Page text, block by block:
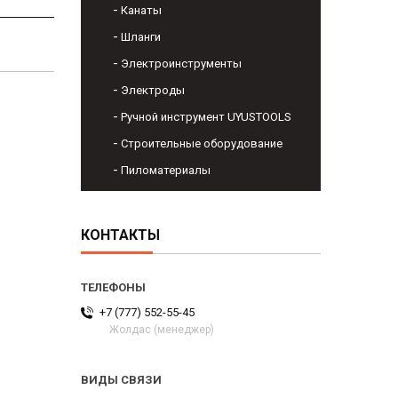
Канаты
Шланги
Электроинструменты
Электроды
Ручной инструмент UYUSTOOLS
Строительные оборудование
Пиломатериалы
КОНТАКТЫ
+7 (777) 552-55-45
Жолдас (менеджер)